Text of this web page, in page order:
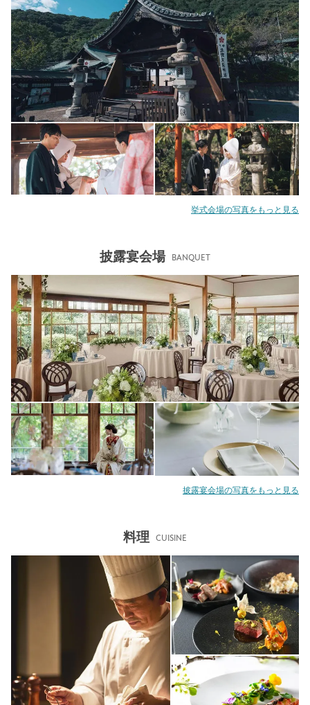
挙式会場の写真をもっと見る
披露宴会場 BANQUET
披露宴会場の写真をもっと見る
料理 CUISINE